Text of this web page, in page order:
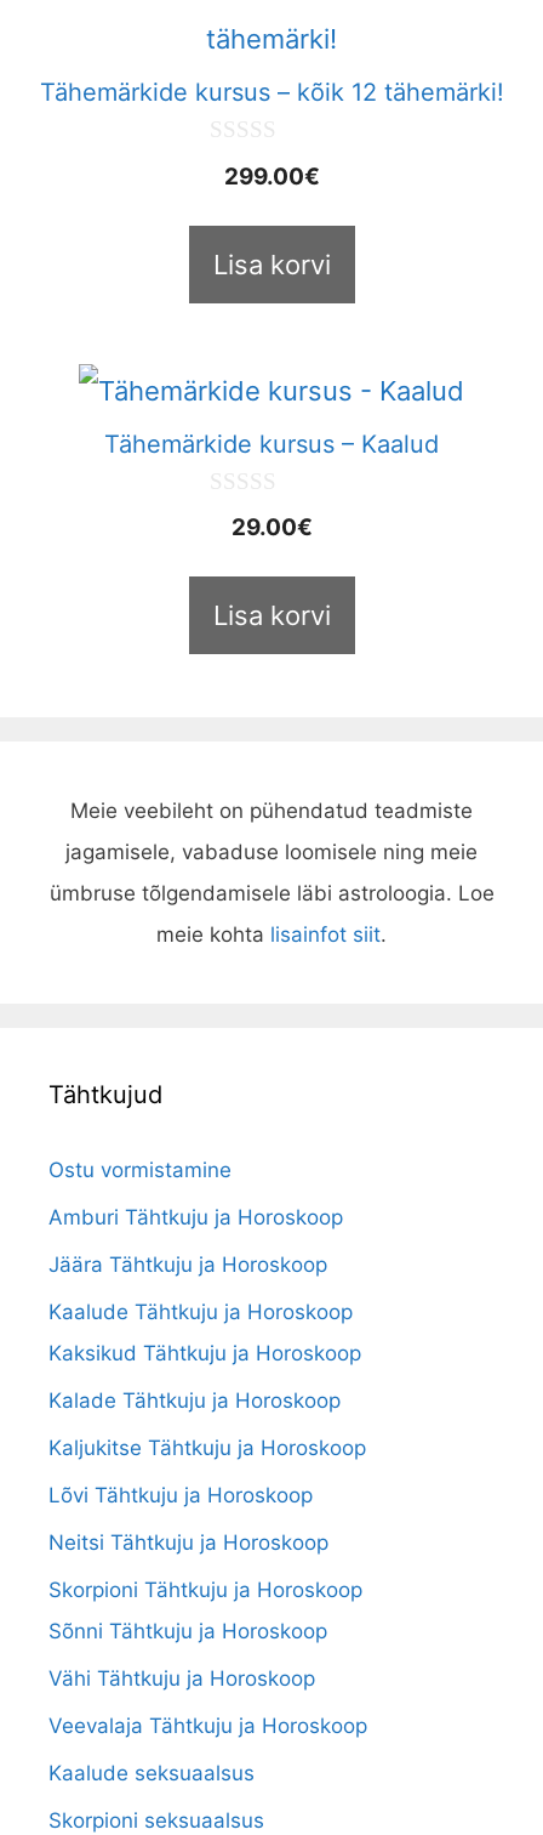
Tähemärkide kursus – kõik 12 tähemärki!
t
o
f
299.00€
Lisa korvi
Tähemärkide kursus – Kaalud
t
o
f
29.00€
Lisa korvi
Meie veebileht on pühendatud teadmiste
jagamisele, vabaduse loomisele ning meie
ümbruse tõlgendamisele läbi astroloogia. Loe
meie kohta lisainfot siit.
Tähtkujud
Ostu vormistamine
Amburi Tähtkuju ja Horoskoop
Jäära Tähtkuju ja Horoskoop
Kaalude Tähtkuju ja Horoskoop
Kaksikud Tähtkuju ja Horoskoop
Kalade Tähtkuju ja Horoskoop
Kaljukitse Tähtkuju ja Horoskoop
Lõvi Tähtkuju ja Horoskoop
Neitsi Tähtkuju ja Horoskoop
Skorpioni Tähtkuju ja Horoskoop
Sõnni Tähtkuju ja Horoskoop
Vähi Tähtkuju ja Horoskoop
Veevalaja Tähtkuju ja Horoskoop
Kaalude seksuaalsus
Skorpioni seksuaalsus